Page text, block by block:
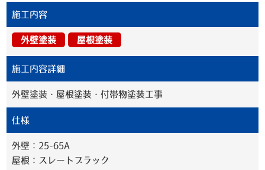
施工内容
外壁塗装 屋根塗装
施工内容詳細
外壁塗装・屋根塗装・付帯物塗装工事
仕様
外壁：25-65A
屋根：スレートブラック